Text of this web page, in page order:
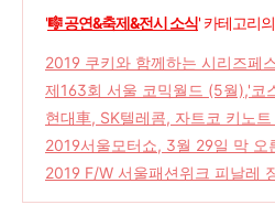
'🎼 공연&축제&전시 소식' 카테고리
2019 쿠키와 함께하는 시리즈페
야놀자' 화려한 라인업 공개
(0)
제163회 서울 코믹월드 (5월),'코
스트 & 만화동아리'
(0)
현대車, SK텔레콤, 자트코 키노트
행, '2019서울모터쇼'
(0)
2019서울모터쇼, 3월 29일 막 오
능하고 지능화된 이동혁명’
(0)
2019 F/W 서울패션위크 피날레